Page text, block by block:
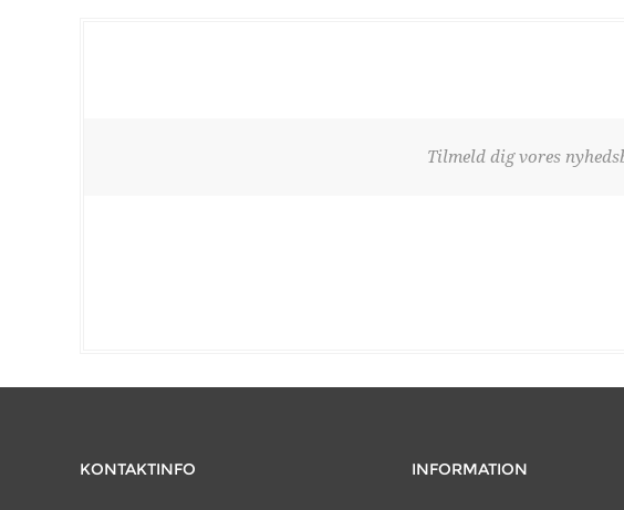
Tilmeld dig vores
KONTAKTINFO INFORMATION